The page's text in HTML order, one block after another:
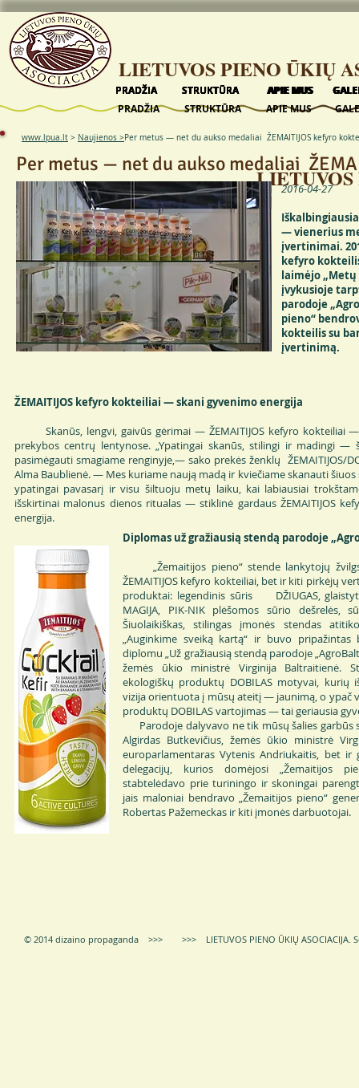
APIE MUS
STRUKTŪRA
PRADŽIA STRUKTŪRA APIE MUS
PRADŽIA
PRADŽIA STRUKTŪRA APIE MUS
PRADŽIA STRUKTŪRA APIE MUS
PRADŽIA STRUKTŪRA APIE MUS
LIETUVOS PIENO ŪKIŲ
PRADŽIA STRUKTŪRA APIE MUS
2016-04-27
— vienerius
įvertinimai.
kefyro
laimėjo „Metų
įvykusioje
parodoje
pieno“
kokteilis su
įvertinimą.
Per metus — net du aukso medaliai
www.lpua.lt > Naujienos >Per metus — net du aukso medaliai ŽEMAITIJOS kefyro
ŽEMAITIJOS kefyro kokteiliai — skani gyvenimo energija
Skanūs, lengvi, gaivūs gėrimai — ŽEMAITIJOS kefyro kokteiliai —
prekybos centrų lentynose. „Ypatingai skanūs, stilingi ir madingi
pasimėgauti smagiame renginyje,— sako prekės ženklų ŽEMAITIJOS/
Alma Baublienė. — Mes kuriame naują madą ir kviečiame skanauti
ypatingai pavasarį ir visu šiltuoju metų laiku, kai labiausiai
išskirtinai malonus dienos ritualas — stiklinė gardaus ŽEMAITIJOS
energija.
Diplomas už gražiausią stendą parodoje
„Žemaitijos pieno“ stende lankytojų
ŽEMAITIJOS kefyro kokteiliai, bet ir kiti pirkėjų
produktai: legendinis sūris DŽIUGAS,
MAGIJA, PIK-NIK plėšomos sūrio dešrelės,
Šiuolaikiškas, stilingas įmonės stendas
„Auginkime sveiką kartą“ ir buvo pripažintas
diplomu „Už gražiausią stendą parodoje
žemės ūkio ministrė Virginija Baltraitienė.
ekologiškų produktų DOBILAS motyvai, kurių
vizija orientuota į mūsų ateitį — jaunimą, o ypač
produktų DOBILAS vartojimas — tai geriausia
Parodoje dalyvavo ne tik mūsų šalies garbūs
Algirdas Butkevičius, žemės ūkio ministrė
europarlamentaras Vytenis Andriukaitis, bet ir
delegacijų, kurios domėjosi „Žemaitijos
stabtelėdavo prie turiningo ir skoningai
jais maloniai bendravo „Žemaitijos pieno“
Robertas Pažemeckas ir kiti įmonės darbuotojai.
© 2014 dizaino propaganda >>> >>> LIETUVOS PIENO ŪKIŲ ASOCIACIJA.